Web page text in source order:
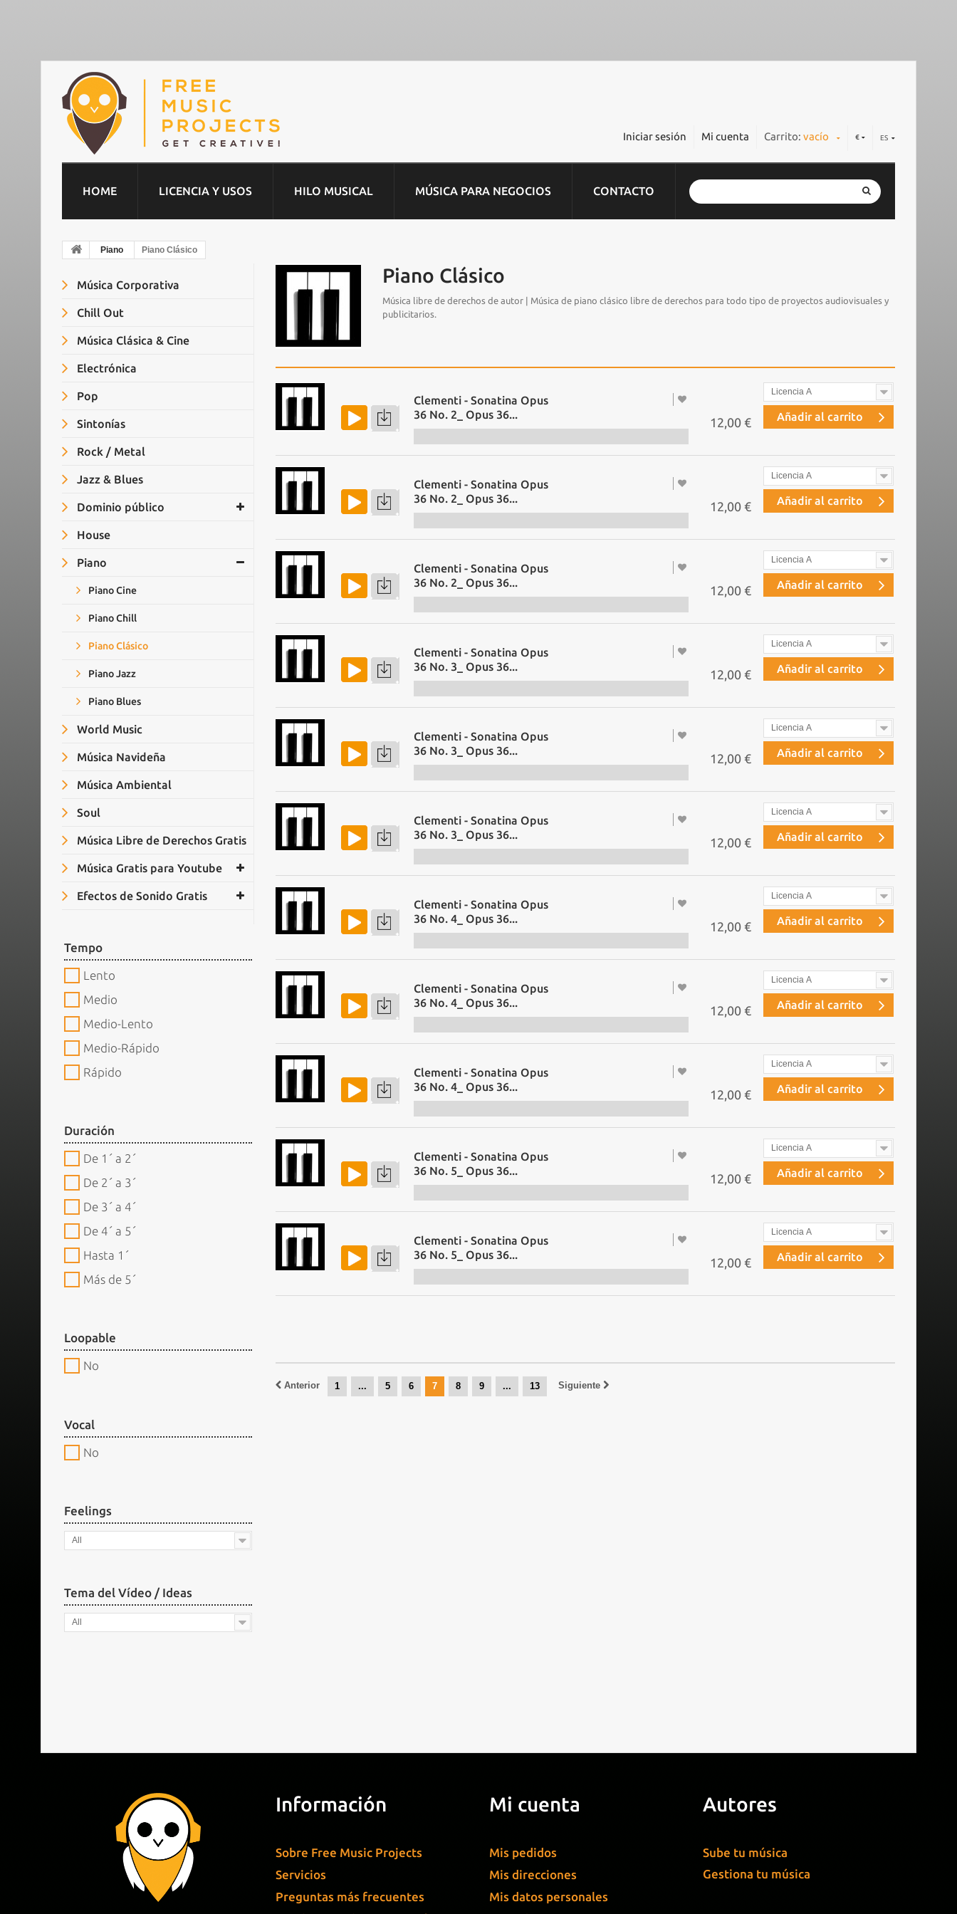
ES
€
Carrito: vacío
Mi cuenta
Iniciar sesión
HOME LICENCIA Y USOS HILO MUSICAL MÚSICA PARA NEGOCIOS CONTACTO
Piano Piano Clásico
Música Corporativa
Chill Out
Música Clásica & Cine
Electrónica
Pop
Sintonías
Rock / Metal
Jazz & Blues
Dominio público
House
Piano
Piano Cine
Piano Chill
Piano Clásico
Piano Jazz
Piano Blues
World Music
Música Navideña
Música Ambiental
Soul
Música Libre de Derechos Gratis
Música Gratis para Youtube
Efectos de Sonido Gratis
Tempo
Lento
Medio
Medio-Lento
Medio-Rápido
Rápido
Duración
De 1´ a 2´
De 2´ a 3´
De 3´ a 4´
De 4´ a 5´
Hasta 1´
Más de 5´
Loopable
No
Vocal
No
Feelings
All
Tema del Vídeo / Ideas
All
Piano Clásico
Música libre de derechos de autor | Música de piano clásico libre de derechos para todo tipo de proyectos audiovisuales y
publicitarios.
Clementi - Sonatina Opus
36 No. 2_ Opus 36...
12,00 €
Licencia A
Añadir al carrito
Clementi - Sonatina Opus
36 No. 2_ Opus 36...
12,00 €
Licencia A
Añadir al carrito
Clementi - Sonatina Opus
36 No. 2_ Opus 36...
12,00 €
Licencia A
Añadir al carrito
Clementi - Sonatina Opus
36 No. 3_ Opus 36...
12,00 €
Licencia A
Añadir al carrito
Clementi - Sonatina Opus
36 No. 3_ Opus 36...
12,00 €
Licencia A
Añadir al carrito
Clementi - Sonatina Opus
36 No. 3_ Opus 36...
12,00 €
Licencia A
Añadir al carrito
Clementi - Sonatina Opus
36 No. 4_ Opus 36...
12,00 €
Licencia A
Añadir al carrito
Clementi - Sonatina Opus
36 No. 4_ Opus 36...
12,00 €
Licencia A
Añadir al carrito
Clementi - Sonatina Opus
36 No. 4_ Opus 36...
12,00 €
Licencia A
Añadir al carrito
Clementi - Sonatina Opus
36 No. 5_ Opus 36...
12,00 €
Licencia A
Añadir al carrito
Clementi - Sonatina Opus
36 No. 5_ Opus 36...
12,00 €
Licencia A
Añadir al carrito
Anterior 1 ... 5 6 7 8 9 ... 13 Siguiente
Información
Sobre Free Music Projects
Servicios
Preguntas más frecuentes
Mi cuenta
Mis pedidos
Mis direcciones
Mis datos personales
Autores
Sube tu música
Gestiona tu música